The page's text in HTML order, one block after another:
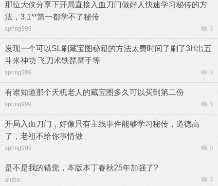
那位大侠分享下开局直接入血刀门做好人快速学习秘传的方
法，3.1**第一都学不了秘传
spring999 3
发现一个可以SL刷藏宝图秘籍的方法太费时间了刷了3H出五
斗米神功 飞刀术铁琵琶手等
spring999 3
有谁知道那个天机老人的藏宝图多久可以买到第二份
spring999 1
开局入血刀门，好像只有主线事件能够学习秘传，道德高
了，老祖不给你事情做
spring999 0
是不是我的错觉，本版本丁春秋25年加强了?
aluba 3